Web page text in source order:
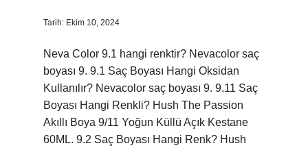
Tarih: Ekim 10, 2024
Neva Color 9.1 hangi renktir? Nevacolor saç
boyası 9. 9.1 Saç Boyası Hangi Oksidan
Kullanılır? Nevacolor saç boyası 9. 9.11 Saç
Boyası Hangi Renkli? Hush The Passion
Akıllı Boya 9/11 Yoğun Küllü Açık Kestane
60ML. 9.2 Saç Boyası Hangi Renk? Hush